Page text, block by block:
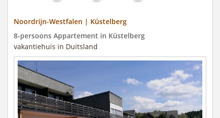
Noordrijn-Westfalen | Küstelberg
8-persoons Appartement in Küstelberg
vakantiehuis in Duitsland